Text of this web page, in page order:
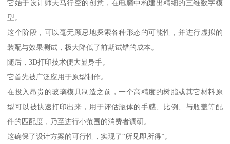
它始于设计师天马行空的创意，在电脑中构建出精细的三维数字模
型。
这个阶段，可以毫无顾忌地探索各种形态的可能性，并进行虚拟的
装配与效果测试，极大降低了前期试错的成本。
随后，3D打印技术便大显身手。
它首先被广泛应用于原型制作。
在投入昂贵的玻璃模具制造之前，一个高精度的树脂或其它材料原
型可以被快速打印出来，用于评估瓶体的手感、比例、与瓶盖等配
件的匹配度，乃至进行小范围的消费者调研。
这确保了设计方案的可行性，实现了“所见即所得”。